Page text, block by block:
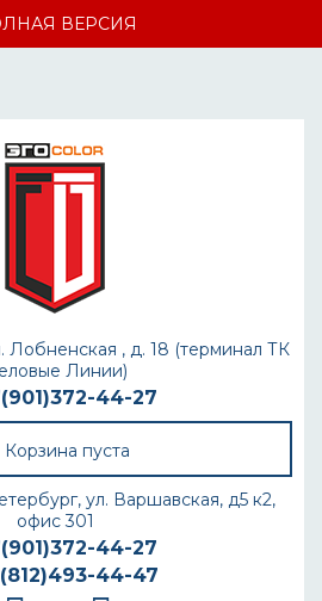
ВЕРСИЯ
Лобненская , д. 18 (терминал ТК
Линии)
44-27
Корзина пуста
ул. Варшавская, д5 к2,
офис 301
44-27
44-47